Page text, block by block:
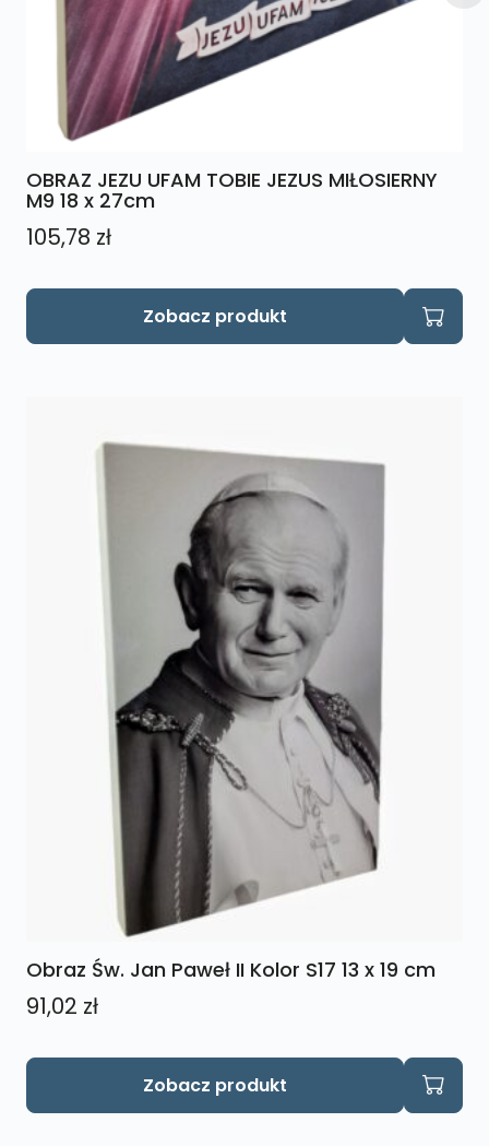
OBRAZ JEZU UFAM TOBIE JEZUS MIŁOSIERNY
M9 18 x 27cm
105,78 zł
Zobacz produkt
Obraz Św. Jan Paweł II Kolor S17 13 x 19 cm
91,02 zł
Zobacz produkt